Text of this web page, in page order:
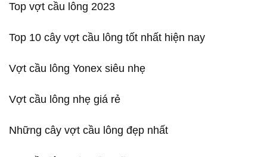
Top vợt cầu lông 2023
Top 10 cây vợt cầu lông tốt nhất hiện nay
Vợt cầu lông Yonex siêu nhẹ
Vợt cầu lông nhẹ giá rẻ
Những cây vợt cầu lông đẹp nhất